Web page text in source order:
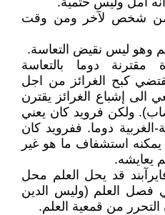
من شخص لآخر ومن وقت
دوما بالتعاسة
كبح الغرائز من اجل
الى إشباع الغرائز يقترن
ولكن فرويد كان يعني
الغربية دوما. ففرويد كان
لا يمكنه استشفاف ما هو غير
يعايشه.
قد يحل العلم محل
فصل العلم (وليس الدين
من قمعية العلم.